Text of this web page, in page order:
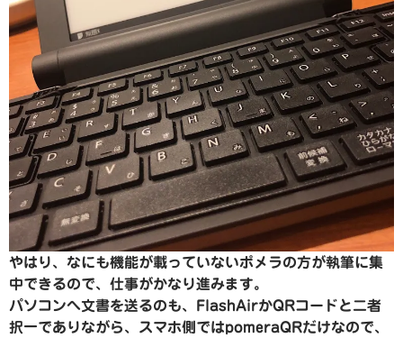
やはり、なにも機能が載っていないポメラの方が執筆に集
中できるので、仕事がかなり進みます。
パソコンへ文書を送るのも、FlashAirかQRコードと二者
択一でありながら、スマホ側ではpomeraQRだけなので、